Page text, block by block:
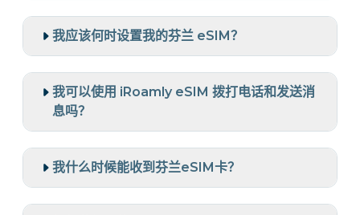
我应该何时设置我的芬兰 eSIM？
我可以使用 iRoamly eSIM 拨打电话和发送消
息吗？
我什么时候能收到芬兰eSIM卡？